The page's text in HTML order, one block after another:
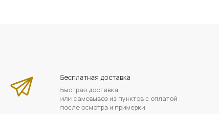
Бесплатная доставка
Быстрая доставка
или самовывоз из пунктов с оплатой
после осмотра и примерки.